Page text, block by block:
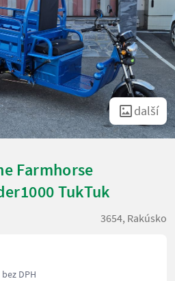
další
Farmhorse
TukTuk
3654, Rakúsko
DPH